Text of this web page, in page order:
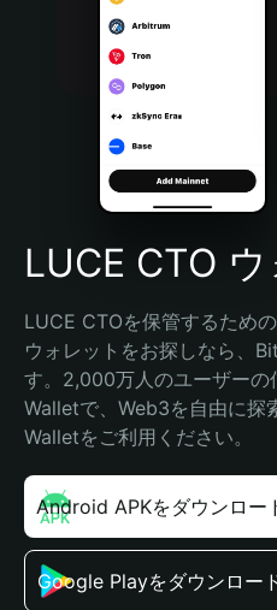
Bahasa Indonesia
Português (Brasil)
Español (Argentina)
LUCE CTO
LUCE CTOを保管するため
ウォレットをお探しなら、
す。2,000万人のユーザー
Walletで、Web3を自由に探
Walletをご利用ください。
Android APKをダウンロー
Google Playをダウンロー